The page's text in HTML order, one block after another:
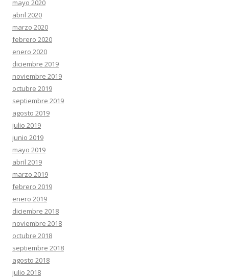
mayo 2020
abril 2020
marzo 2020
febrero 2020
enero 2020
diciembre 2019
noviembre 2019
octubre 2019
septiembre 2019
agosto 2019
julio 2019
junio 2019
mayo 2019
abril 2019
marzo 2019
febrero 2019
enero 2019
diciembre 2018
noviembre 2018
octubre 2018
septiembre 2018
agosto 2018
julio 2018